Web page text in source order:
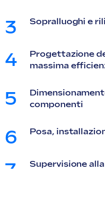
3 Sopralluoghi e
4
Progettazione
massima
5
componenti​
6 Posa,
7
Supervisione